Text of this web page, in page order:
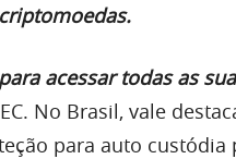
acessar todas as
No Brasil, vale
para auto custódia